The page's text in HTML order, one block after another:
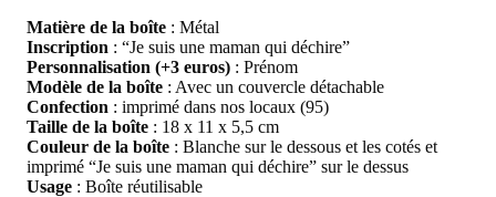
Matière de la boîte : Métal
Inscription : “Je suis une maman qui déchire”
Personnalisation (+3 euros) : Prénom
Modèle de la boîte : Avec un couvercle détachable
Confection : imprimé dans nos locaux (95)
Taille de la boîte : 18 x 11 x 5,5 cm
Couleur de la boîte : Blanche sur le dessous et les cotés et
imprimé “Je suis une maman qui déchire” sur le dessus
Usage : Boîte réutilisable